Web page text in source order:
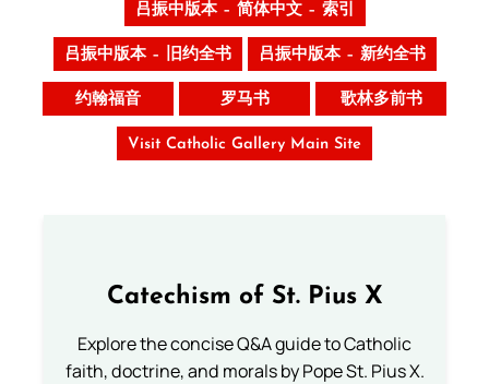
吕振中版本 – 简体中文 – 索引
吕振中版本 – 旧约全书 吕振中版本 – 新约全书
约翰福音 罗马书 歌林多前书
Visit Catholic Gallery Main Site
Catechism of St. Pius X
Explore the concise Q&A guide to Catholic
faith, doctrine, and morals by Pope St. Pius X.